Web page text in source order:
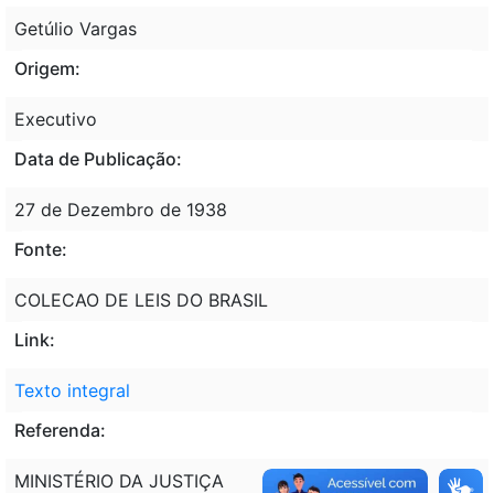
Getúlio Vargas
Origem:
Executivo
Data de Publicação:
27 de Dezembro de 1938
Fonte:
COLECAO DE LEIS DO BRASIL
Link:
Texto integral
Referenda:
MINISTÉRIO DA JUSTIÇA